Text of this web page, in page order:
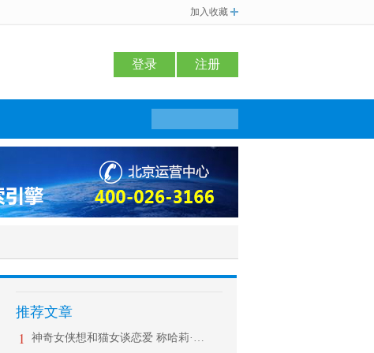
加入收藏
登录 注册
推荐文章
1 神奇女侠想和猫女谈恋爱 称哈莉·贝瑞是理想型